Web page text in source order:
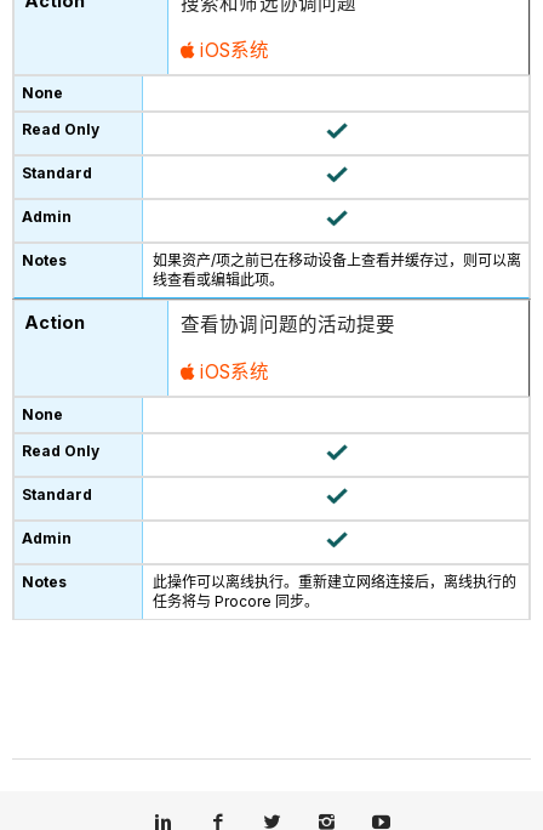
iOS系统
如果资产/项之前已在移动设备上查看并缓存过，则可以离
线查看或编辑此项。
查看协调问题的活动提要
iOS系统
此操作可以离线执行。重新建立网络连接后，离线执行的
任务将与 Procore 同步。